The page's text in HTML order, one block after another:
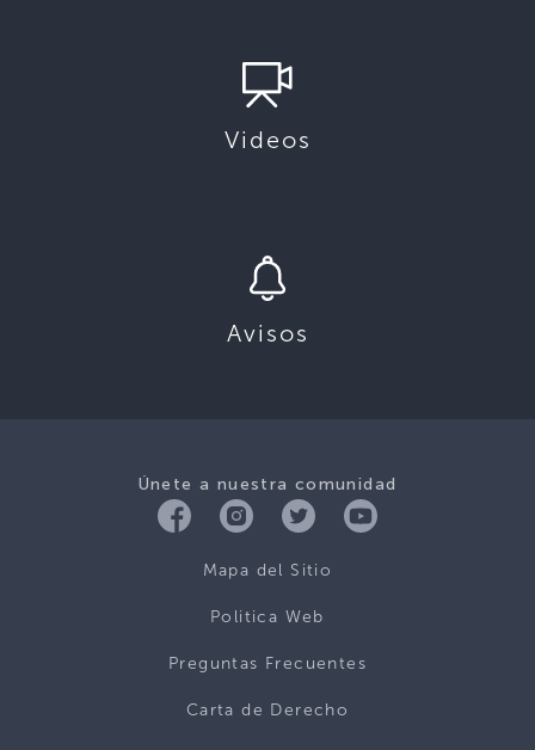
Videos
Avisos
Únete a nuestra comunidad
Mapa del Sitio
Politica Web
Preguntas Frecuentes
Carta de Derecho